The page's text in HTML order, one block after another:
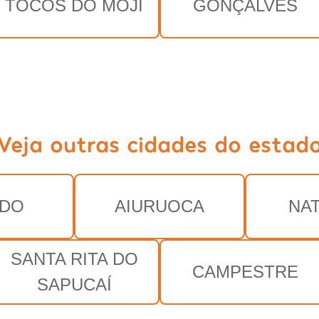
TOCOS DO MOJI GONÇALVES
outras cidades do
AIURUOCA
SANTA RITA DO
SAPUCAÍ
CAMPESTRE